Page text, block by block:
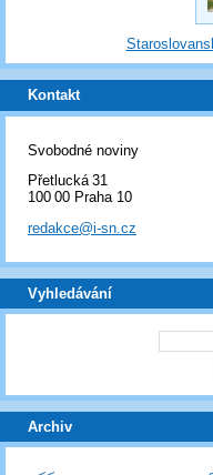
Kontakt
Svobodné noviny
Přetlucká 31
100 00 Praha 10
redakce@i-sn.cz
Vyhledávání
Archiv